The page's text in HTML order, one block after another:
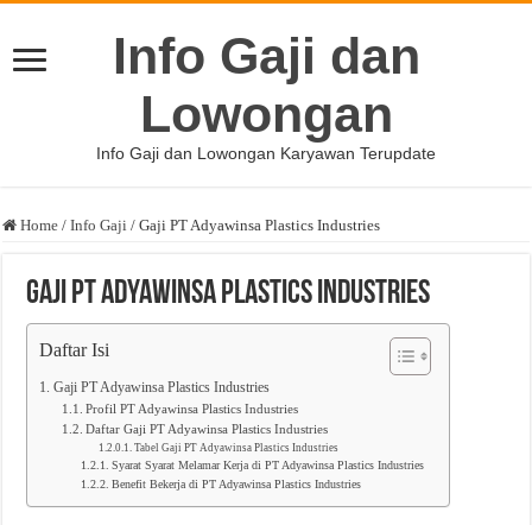
Info Gaji dan
Lowongan
Info Gaji dan Lowongan Karyawan Terupdate
Home / Info Gaji / Gaji PT Adyawinsa Plastics Industries
Gaji PT Adyawinsa Plastics Industries
Daftar Isi
Gaji PT Adyawinsa Plastics Industries
Profil PT Adyawinsa Plastics Industries
Daftar Gaji PT Adyawinsa Plastics Industries
Tabel Gaji PT Adyawinsa Plastics Industries
Syarat Syarat Melamar Kerja di PT Adyawinsa Plastics Industries
Benefit Bekerja di PT Adyawinsa Plastics Industries